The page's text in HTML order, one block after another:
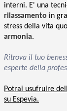
interni. E' una
rilassamento in
stress della vita
armonia.
Ritrova il tuo
esperte della
Potrai usufruire
su Espevia.